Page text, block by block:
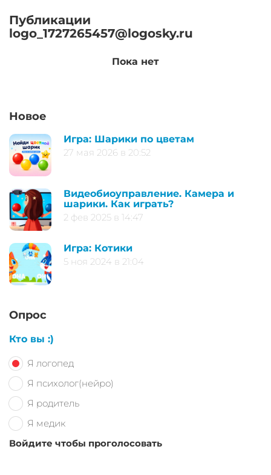
Публикации
logo_1727265457@logosky.ru
Пока нет
Новое
Игра: Шарики по цветам
27 мая 2026 в 20:52
Видеобиоуправление. Камера и
шарики. Как играть?
2 фев 2025 в 14:47
Игра: Котики
5 ноя 2024 в 21:04
Опрос
Кто вы :)
Я логопед
Я психолог(нейро)
Я родитель
Я медик
Войдите чтобы проголосовать